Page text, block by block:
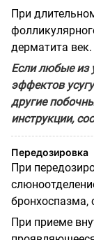
При
дерматита век.
Если любые из
эффектов
другие
инструкции,
Передозировка
При
бронхоспазма,
При приеме